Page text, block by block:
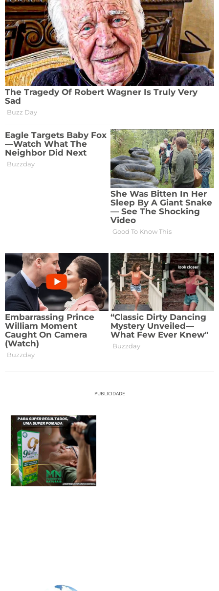
PUBLICIDADE